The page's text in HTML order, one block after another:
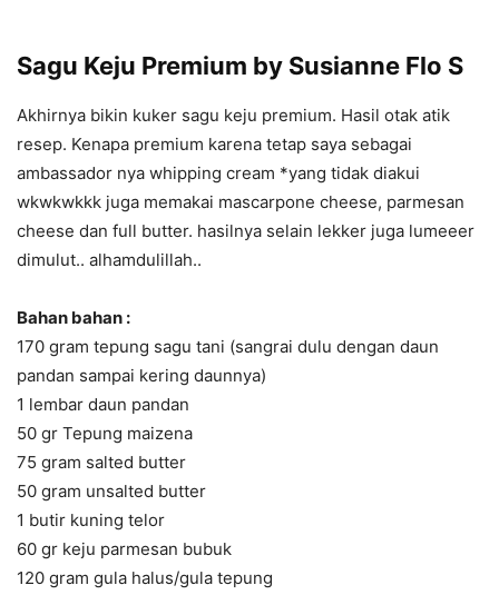
Sagu Keju Premium by Susianne Flo S
Akhirnya bikin kuker sagu keju premium. Hasil otak atik
resep. Kenapa premium karena tetap saya sebagai
ambassador nya whipping cream *yang tidak diakui
wkwkwkkk juga memakai mascarpone cheese, parmesan
cheese dan full butter. hasilnya selain lekker juga lumeeer
dimulut.. alhamdulillah..
Bahan bahan :
170 gram tepung sagu tani (sangrai dulu dengan daun
pandan sampai kering daunnya)
1 lembar daun pandan
50 gr Tepung maizena
75 gram salted butter
50 gram unsalted butter
1 butir kuning telor
60 gr keju parmesan bubuk
120 gram gula halus/gula tepung